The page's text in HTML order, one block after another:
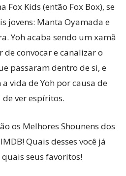
Fox Kids (então Fox Box), se
jovens: Manta Oyamada e
Yoh acaba sendo um xamã
de convocar e canalizar o
passaram dentro de si, e
vida de Yoh por causa de
ver espíritos.
os Melhores Shounens dos
Quais desses você já
quais seus favoritos!